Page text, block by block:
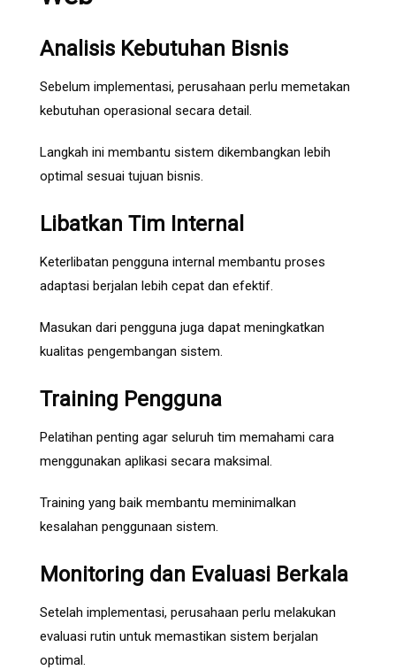
Analisis Kebutuhan Bisnis
Sebelum implementasi, perusahaan perlu memetakan
kebutuhan operasional secara detail.
Langkah ini membantu sistem dikembangkan lebih
optimal sesuai tujuan bisnis.
Libatkan Tim Internal
Keterlibatan pengguna internal membantu proses
adaptasi berjalan lebih cepat dan efektif.
Masukan dari pengguna juga dapat meningkatkan
kualitas pengembangan sistem.
Training Pengguna
Pelatihan penting agar seluruh tim memahami cara
menggunakan aplikasi secara maksimal.
Training yang baik membantu meminimalkan
kesalahan penggunaan sistem.
Monitoring dan Evaluasi Berkala
Setelah implementasi, perusahaan perlu melakukan
evaluasi rutin untuk memastikan sistem berjalan
optimal.